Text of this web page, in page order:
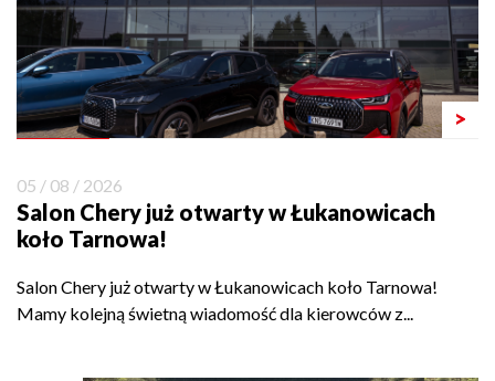
>
05 / 08 / 2026
Salon Chery już otwarty w Łukanowicach
koło Tarnowa!
Salon Chery już otwarty w Łukanowicach koło Tarnowa!
Mamy kolejną świetną wiadomość dla kierowców z...